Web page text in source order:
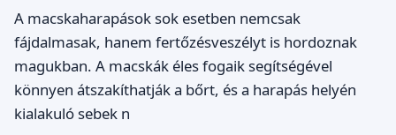
A macskaharapások sok esetben nemcsak
fájdalmasak, hanem fertőzésveszélyt is hordoznak
magukban. A macskák éles fogaik segítségével
könnyen átszakíthatják a bőrt, és a harapás helyén
kialakuló sebek n